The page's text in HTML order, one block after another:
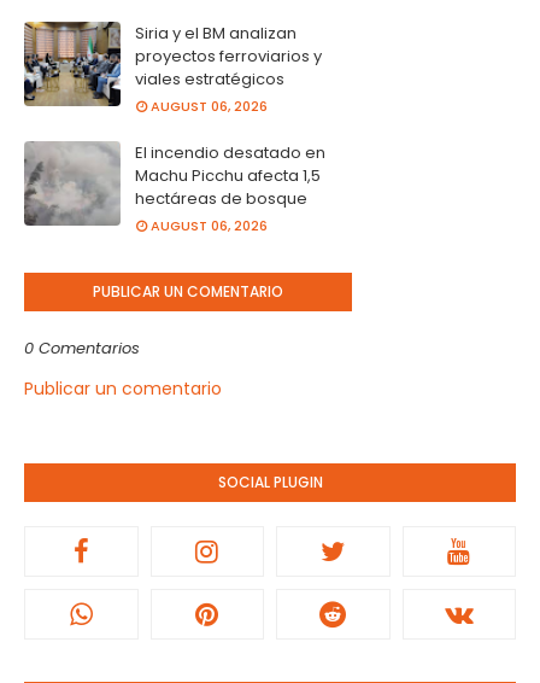
Siria y el BM analizan
proyectos ferroviarios y
viales estratégicos
AUGUST 06, 2026
El incendio desatado en
Machu Picchu afecta 1,5
hectáreas de bosque
AUGUST 06, 2026
PUBLICAR UN COMENTARIO
0 Comentarios
Publicar un comentario
SOCIAL PLUGIN